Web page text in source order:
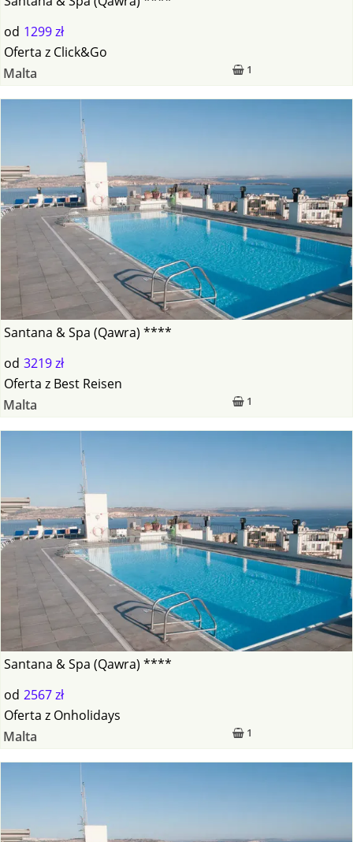
od 1299 zł
1
Oferta z Click&Go
Malta
Santana & Spa (Qawra) ****
od 3219 zł
1
Oferta z Best Reisen
Malta
Santana & Spa (Qawra) ****
od 2567 zł
1
Oferta z Onholidays
Malta